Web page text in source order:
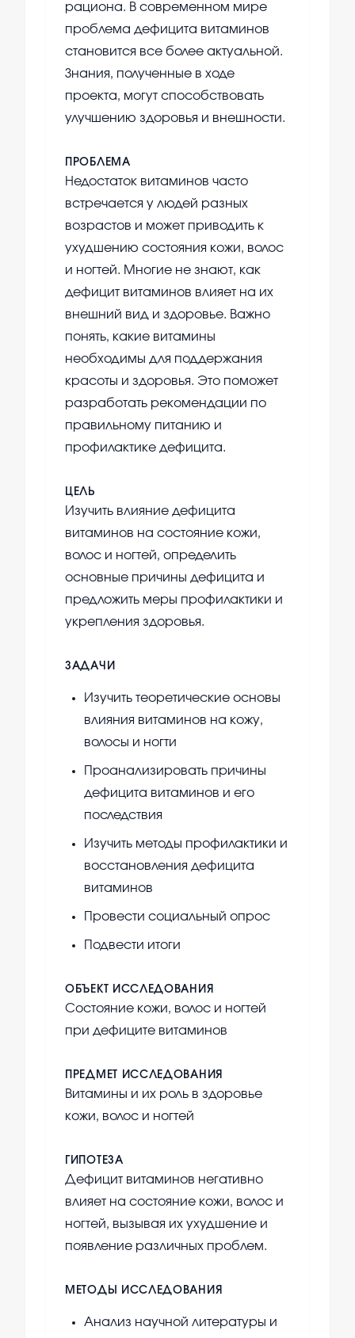
рациона. В современном мире
проблема дефицита витаминов
становится все более актуальной.
Знания, полученные в ходе
проекта, могут способствовать
улучшению здоровья и внешности.
ПРОБЛЕМА
Недостаток витаминов часто
встречается у людей разных
возрастов и может приводить к
ухудшению состояния кожи, волос
и ногтей. Многие не знают, как
дефицит витаминов влияет на их
внешний вид и здоровье. Важно
понять, какие витамины
необходимы для поддержания
красоты и здоровья. Это поможет
разработать рекомендации по
правильному питанию и
профилактике дефицита.
ЦЕЛЬ
Изучить влияние дефицита
витаминов на состояние кожи,
волос и ногтей, определить
основные причины дефицита и
предложить меры профилактики и
укрепления здоровья.
ЗАДАЧИ
Изучить теоретические основы
влияния витаминов на кожу,
волосы и ногти
Проанализировать причины
дефицита витаминов и его
последствия
Изучить методы профилактики и
восстановления дефицита
витаминов
Провести социальный опрос
Подвести итоги
ОБЪЕКТ ИССЛЕДОВАНИЯ
Состояние кожи, волос и ногтей
при дефиците витаминов
ПРЕДМЕТ ИССЛЕДОВАНИЯ
Витамины и их роль в здоровье
кожи, волос и ногтей
ГИПОТЕЗА
Дефицит витаминов негативно
влияет на состояние кожи, волос и
ногтей, вызывая их ухудшение и
появление различных проблем.
МЕТОДЫ ИССЛЕДОВАНИЯ
Анализ научной литературы и